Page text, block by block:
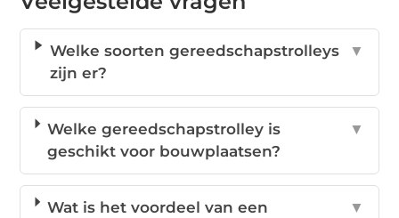
Welke soorten gereedschapstrolleys
zijn er?
▼
Welke gereedschapstrolley is
geschikt voor bouwplaatsen?
▼
Wat is het voordeel van een
▼